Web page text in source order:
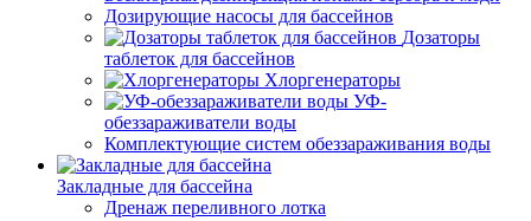
Дозирующие насосы для бассейнов
Дозаторы
таблеток для бассейнов
Хлоргенераторы
УФ-
обеззараживатели воды
Комплектующие систем обеззараживания воды
Закладные для бассейна
Дренаж переливного лотка